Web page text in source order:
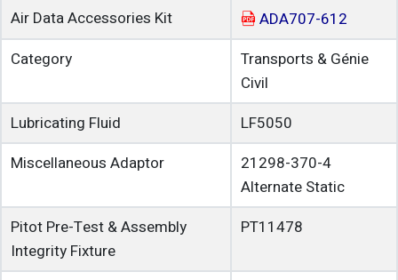
Air Data Accessories Kit
ADA707-612
Category
Transports & Génie
Civil
Lubricating Fluid
LF5050
Miscellaneous Adaptor
21298-370-4
Alternate Static
Pitot Pre-Test & Assembly
Integrity Fixture
PT11478